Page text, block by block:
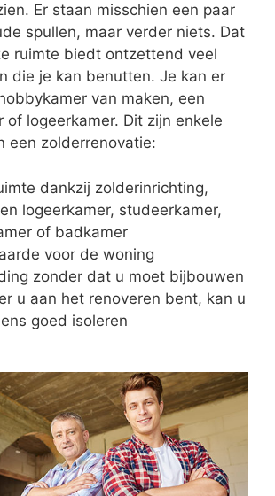
Er staan misschien een paar
spullen, maar verder niets. Dat
ruimte biedt ontzettend veel
die je kan benutten. Je kan er
van maken, een
of logeerkamer. Dit zijn enkele
een zolderrenovatie:
dankzij zolderinrichting,
logeerkamer, studeerkamer,
of badkamer
voor de woning
zonder dat u moet bijbouwen
u aan het renoveren bent, kan u
goed isoleren